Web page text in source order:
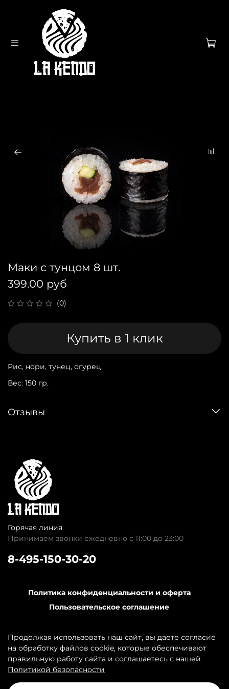
(0)
Маки с тунцом 8 шт.
399.00 руб
В корзину
Купить в 1 клик
Рис, нори, тунец, огурец.
Вес: 150 гр.
Отзывы
Горячая линия
Принимаем звонки ежедневно с 11:00 до 23:00
8-495-150-30-20
Политика конфиденциальности и оферта
Пользовательское соглашение
Контакты
Продолжая использовать наш сайт, вы даете согласие
на обработку файлов cookie, которые обеспечивают
правильную работу сайта и соглашаетесь с нашей
Политикой безопасности